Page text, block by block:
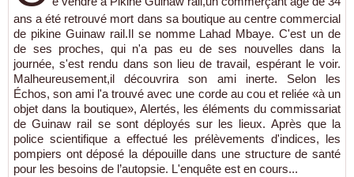
ans a été retrouvé mort dans sa boutique au centre commercial
de pikine Guinaw rail.Il se nomme Lahad Mbaye. C'est un de
de ses proches, qui n'a pas eu de ses nouvelles dans la
journée, s'est rendu dans son lieu de travail, espérant le voir.
Malheureusement,il découvrira son ami inerte. Selon les
Échos, son ami l'a trouvé avec une corde au cou et reliée «à un
objet dans la boutique», Alertés, les éléments du commissariat
de Guinaw rail se sont déployés sur les lieux. Après que la
police scientifique a effectué les prélèvements d'indices, les
pompiers ont déposé la dépouille dans une structure de santé
pour les besoins de l’autopsie. L'enquête est en cours...